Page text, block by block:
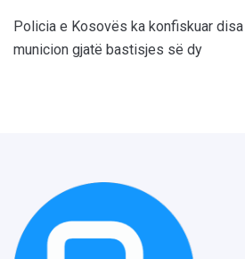
Policia e Kosovës ka konfiskuar
municion gjatë bastisjes së dy